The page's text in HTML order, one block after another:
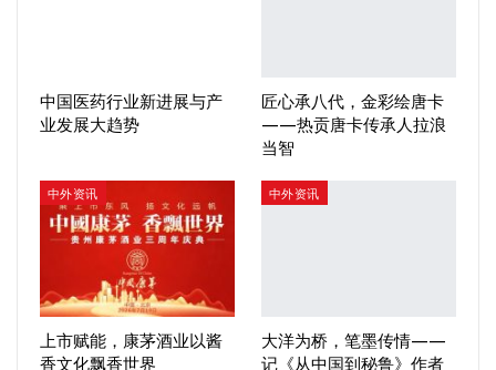
中国医药行业新进展与产
业发展大趋势
匠心承八代，金彩绘唐卡
——热贡唐卡传承人拉浪
当智
中外资讯
上市赋能，康茅酒业以酱
香文化飘香世界
中外资讯
大洋为桥，笔墨传情——
记《从中国到秘鲁》作者